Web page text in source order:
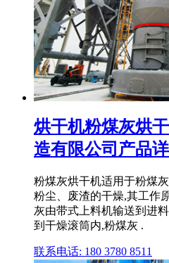
烘干机粉煤灰烘
造有限公司产品
粉煤灰烘干机适用于粉煤
粉尘、废渣的干燥,其工作
灰由带式上料机输送到进
到干燥滚筒内,粉煤灰 .
联系电话: 180 3780 8511